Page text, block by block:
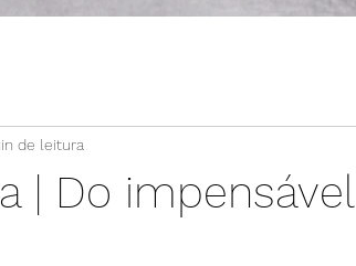
| Do impensável
de leitura